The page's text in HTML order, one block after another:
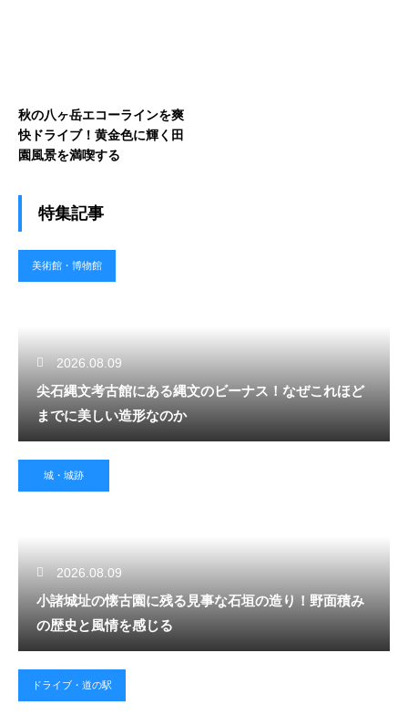
秋の八ヶ岳エコーラインを爽
快ドライブ！黄金色に輝く田
園風景を満喫する
特集記事
美術館・博物館
2026.08.09
尖石縄文考古館にある縄文のビーナス！なぜこれほど
までに美しい造形なのか
城・城跡
2026.08.09
小諸城址の懐古園に残る見事な石垣の造り！野面積み
の歴史と風情を感じる
ドライブ・道の駅